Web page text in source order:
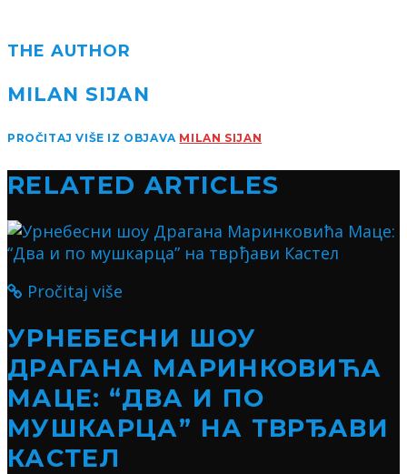
THE AUTHOR
MILAN SIJAN
PROČITAJ VIŠE IZ OBJAVA MILAN SIJAN
RELATED ARTICLES
Pročitaj više
УРНЕБЕСНИ ШОУ
ДРАГАНА МАРИНКОВИЋА
МАЦЕ: “ДВА И ПО
МУШКАРЦА” НА ТВРЂАВИ
КАСТЕЛ